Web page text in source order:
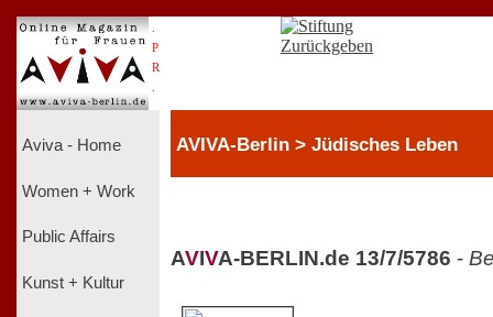
P
R
Aviva - Home
Women + Work
Public Affairs
Kunst + Kultur
AVIVA-Berlin > Jüdisches Leben
AVIVA-BERLIN.de 13/7/5786 -